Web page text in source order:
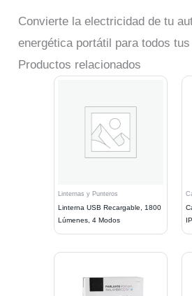
Convierte la electricidad de tu
energética portátil para todos
Productos relacionados
Linternas y Punteros
Linterna USB Recargable, 1800
Lúmenes, 4 Modos